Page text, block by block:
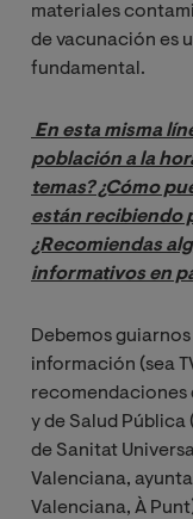
materiales
de vacunación es
fundamental.
En esta misma
población a la
temas? ¿Cómo
están recibiendo
¿Recomiendas
informativos en
Debemos
información (sea
recomendaciones
y de Salud
de Sanitat
Valenciana,
Valenciana, À